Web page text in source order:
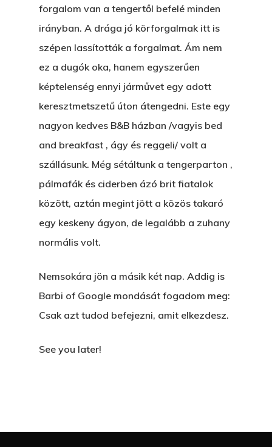
forgalom van a tengertől befelé minden
irányban. A drága jó körforgalmak itt is
szépen lassították a forgalmat. Ám nem
ez a dugók oka, hanem egyszerűen
képtelenség ennyi járművet egy adott
keresztmetszetű úton átengedni. Este egy
nagyon kedves B&B házban /vagyis bed
and breakfast , ágy és reggeli/ volt a
szállásunk. Még sétáltunk a tengerparton ,
pálmafák és ciderben ázó brit fiatalok
között, aztán megint jött a közös takaró
egy keskeny ágyon, de legalább a zuhany
normális volt.
Nemsokára jön a másik két nap. Addig is
Barbi of Google mondását fogadom meg:
Csak azt tudod befejezni, amit elkezdesz.
See you later!